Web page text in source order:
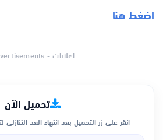
اضغط هنا
اعلانات - Advertisements
تحميل الآن
انقر على زر التحميل بعد انتهاء العد